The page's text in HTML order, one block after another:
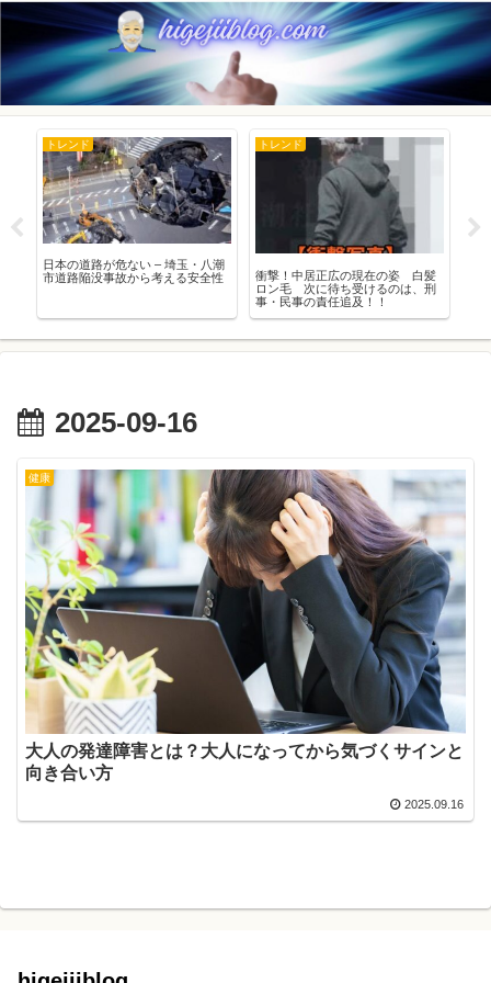
トレンド
日本の道路が危ない – 埼玉・八潮
市道路陥没事故から考える安全性
トレンド
衝撃！中居正広の現在の姿 白髪
ロン毛 次に待ち受けるのは、刑
事・民事の責任追及！！
2025-09-16
健康
大人の発達障害とは？大人になってから気づくサインと
向き合い方
2025.09.16